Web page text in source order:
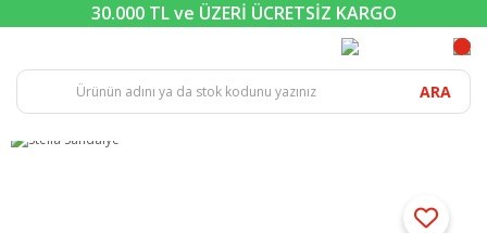
30.000 TL ve ÜZERİ ÜCRETSİZ KARGO
ARA